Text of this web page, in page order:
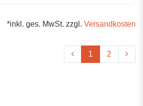
*inkl. ges. MwSt. zzgl. Versandkosten
1 2